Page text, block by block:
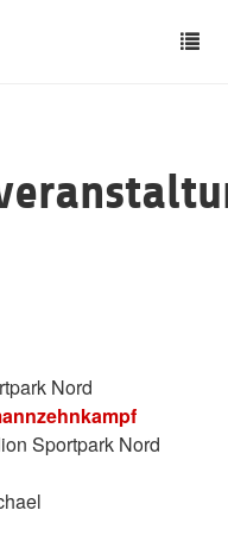
Nord
Sportpark Nord